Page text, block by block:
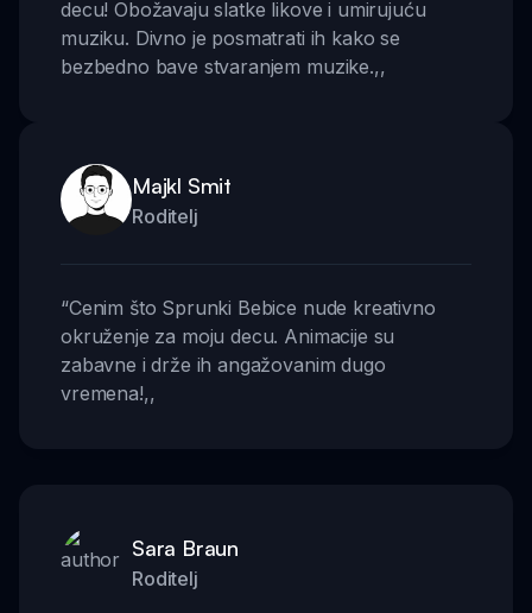
decu! Obožavaju slatke likove i umirujuću
muziku. Divno je posmatrati ih kako se
bezbedno bave stvaranjem muzike.,,
Majkl Smit
Roditelj
“Cenim što Sprunki Bebice nude kreativno
okruženje za moju decu. Animacije su
zabavne i drže ih angažovanim dugo
vremena!,,
Sara Braun
Roditelj